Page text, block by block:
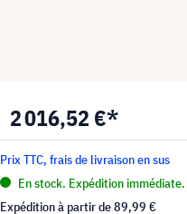
2 016,52 €*
Prix TTC, frais de livraison en sus
En stock. Expédition
Expédition à partir de89,99 €